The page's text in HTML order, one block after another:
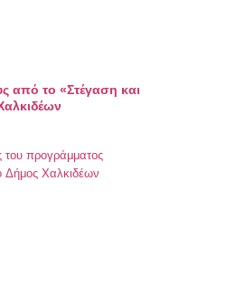
από το «Στέγαση και
του προγράμματος
Δήμος Χαλκιδέων